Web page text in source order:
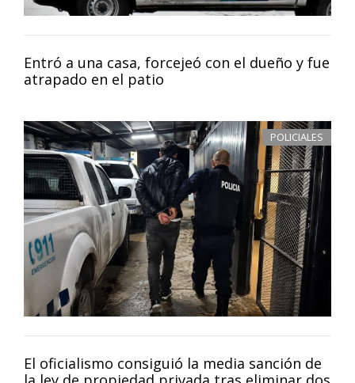
Entró a una casa, forcejeó con el dueño y fue
atrapado en el patio
POLICIALES
El oficialismo consiguió la media sanción de